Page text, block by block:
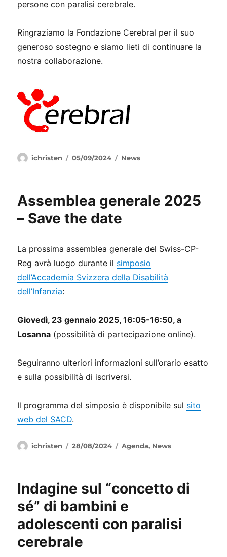
persone con paralisi cerebrale.
Ringraziamo la Fondazione Cerebral per il suo
generoso sostegno e siamo lieti di continuare la
nostra collaborazione.
Autore
ichristen
Pubblicato
05/09/2024 Categorie
News
Assemblea generale 2025
– Save the date
La prossima assemblea generale del Swiss-CP-
Reg avrà luogo durante il simposio
dell’Accademia Svizzera della Disabilità
dell’Infanzia:
Giovedì, 23 gennaio 2025, 16:05-16:50, a
Losanna (possibilità di partecipazione online).
Seguiranno ulteriori informazioni sull’orario esatto
e sulla possibilità di iscriversi.
Il programma del simposio è disponibile sul sito
web del SACD.
Autore
ichristen
Pubblicato
28/08/2024 Categorie
Agenda, News
Indagine sul “concetto di
sé” di bambini e
adolescenti con paralisi
cerebrale